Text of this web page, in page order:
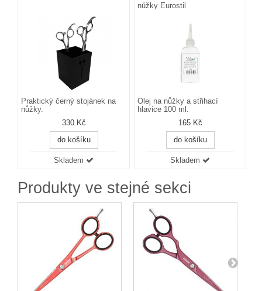
Praktický černý stojánek na
nůžky.
330 Kč
do košíku
Skladem
nůžky Eurostil
Olej na nůžky a střihací
hlavice 100 ml.
165 Kč
do košíku
Skladem
Produkty ve stejné sekci